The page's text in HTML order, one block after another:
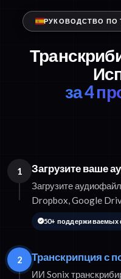
РУКОВОДСТВО ПО
за 4
1 Загрузите ваше
Загрузите
Dropbox, Google
50+ поддерживаемых
2 Транскрипция с
ИИ Sonix